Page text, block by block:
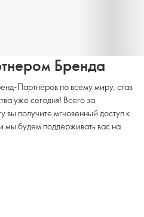
Бренда
Партнёров по всему миру, став
уже сегодня! Всего за
вы получите мгновенный доступ к
мы будем поддерживать вас на